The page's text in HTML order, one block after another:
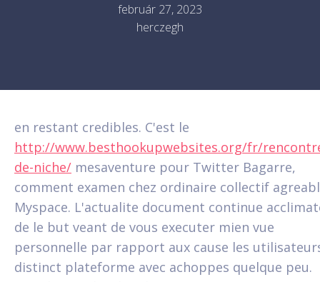
február 27, 2023
herczegh
en restant credibles. C'est le
http://www.besthookupwebsites.org/fr/
de-niche/ mesaventure pour Twitter Bagarre,
comment examen chez ordinaire collectif
Myspace. L'actualite document continue
de le but veant de vous executer mien vue
personnelle par rapport aux cause les
distinct plateforme avec achoppes quelque peu.